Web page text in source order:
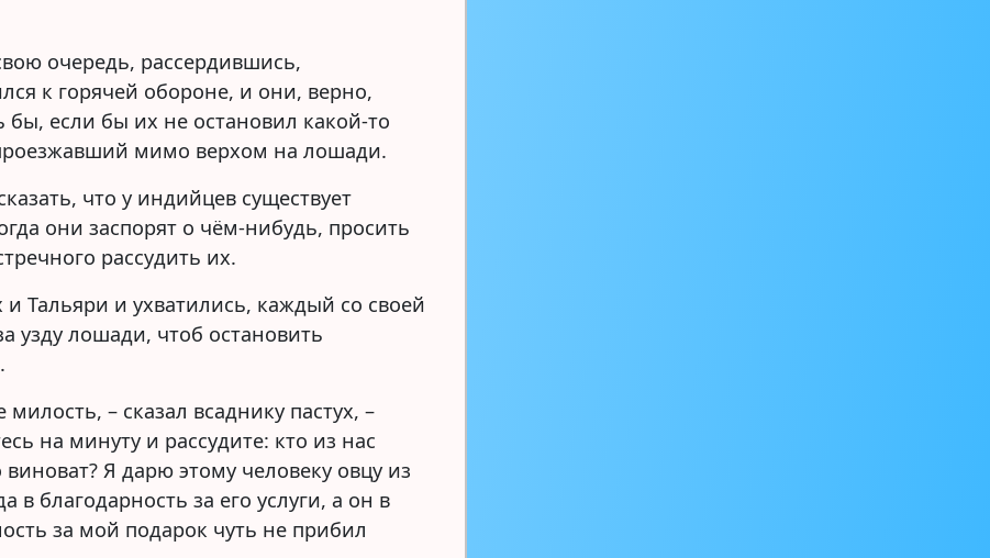
очередь, рассердившись,
к горячей обороне, и они, верно,
бы, если бы их не остановил какой-то
мимо верхом на лошади.
что у индийцев существует
они заспорят о чём-нибудь, просить
рассудить их.
и Тальяри и ухватились, каждый со своей
узду лошади, чтоб остановить
милость, – сказал всаднику пастух, –
на минуту и рассудите: кто из нас
виноват? Я дарю этому человеку овцу из
в благодарность за его услуги, а он в
за мой подарок чуть не прибил